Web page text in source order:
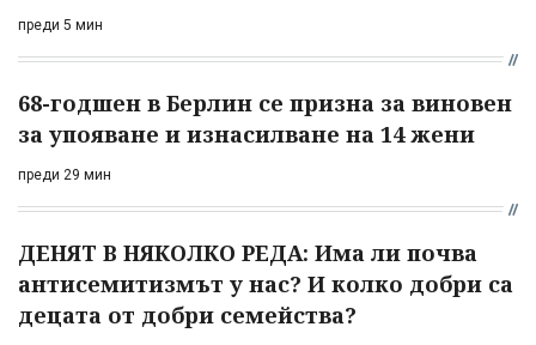
преди 5 мин
68-годшен в Берлин се призна за виновен
за упояване и изнасилване на 14 жени
преди 29 мин
ДЕНЯТ В НЯКОЛКО РЕДА: Има ли почва
антисемитизмът у нас? И колко добри са
децата от добри семейства?